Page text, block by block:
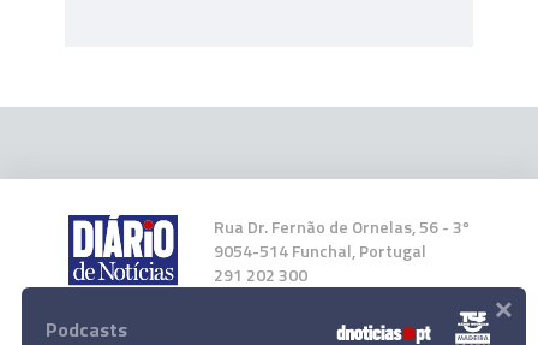
Rua Dr. Fernão de Ornelas, 56 - 3º
9054-514 Funchal, Portugal
291 202 300
Instale a nossa App
Podcasts ×